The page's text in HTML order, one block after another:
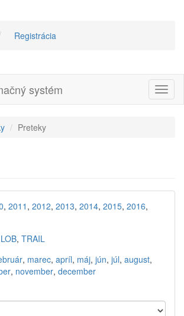
Registrácia
systém
Preteky
, 2011 , 2012, 2013, 2014, 2015, 2016,
LOB, TRAIL
, marec, apríl, máj, jún, júl, august,
, november, december